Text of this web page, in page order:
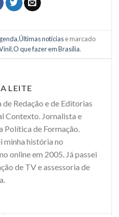
,Últimas notíciase marcado
,O que fazer em Brasília.
LEITE
Redação e de Editorias
Contexto. Jornalista e
Política de Formação.
minha história no
online em 2005. Já passei
de TV e assessoria de